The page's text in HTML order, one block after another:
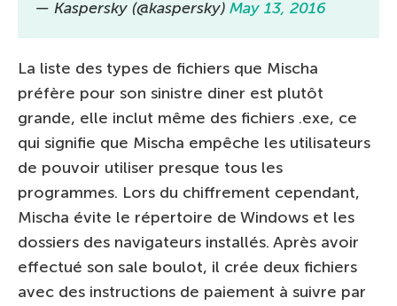
— Kaspersky (@kaspersky) May 13, 2016
La liste des types de fichiers que Mischa
préfère pour son sinistre diner est plutôt
grande, elle inclut même des fichiers .exe, ce
qui signifie que Mischa empêche les utilisateurs
de pouvoir utiliser presque tous les
programmes. Lors du chiffrement cependant,
Mischa évite le répertoire de Windows et les
dossiers des navigateurs installés. Après avoir
effectué son sale boulot, il crée deux fichiers
avec des instructions de paiement à suivre par